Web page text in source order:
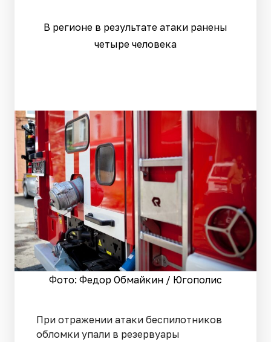
В регионе в результате атаки ранены
четыре человека
Фото: Федор Обмайкин / Югополис
При отражении атаки беспилотников
обломки упали в резервуары